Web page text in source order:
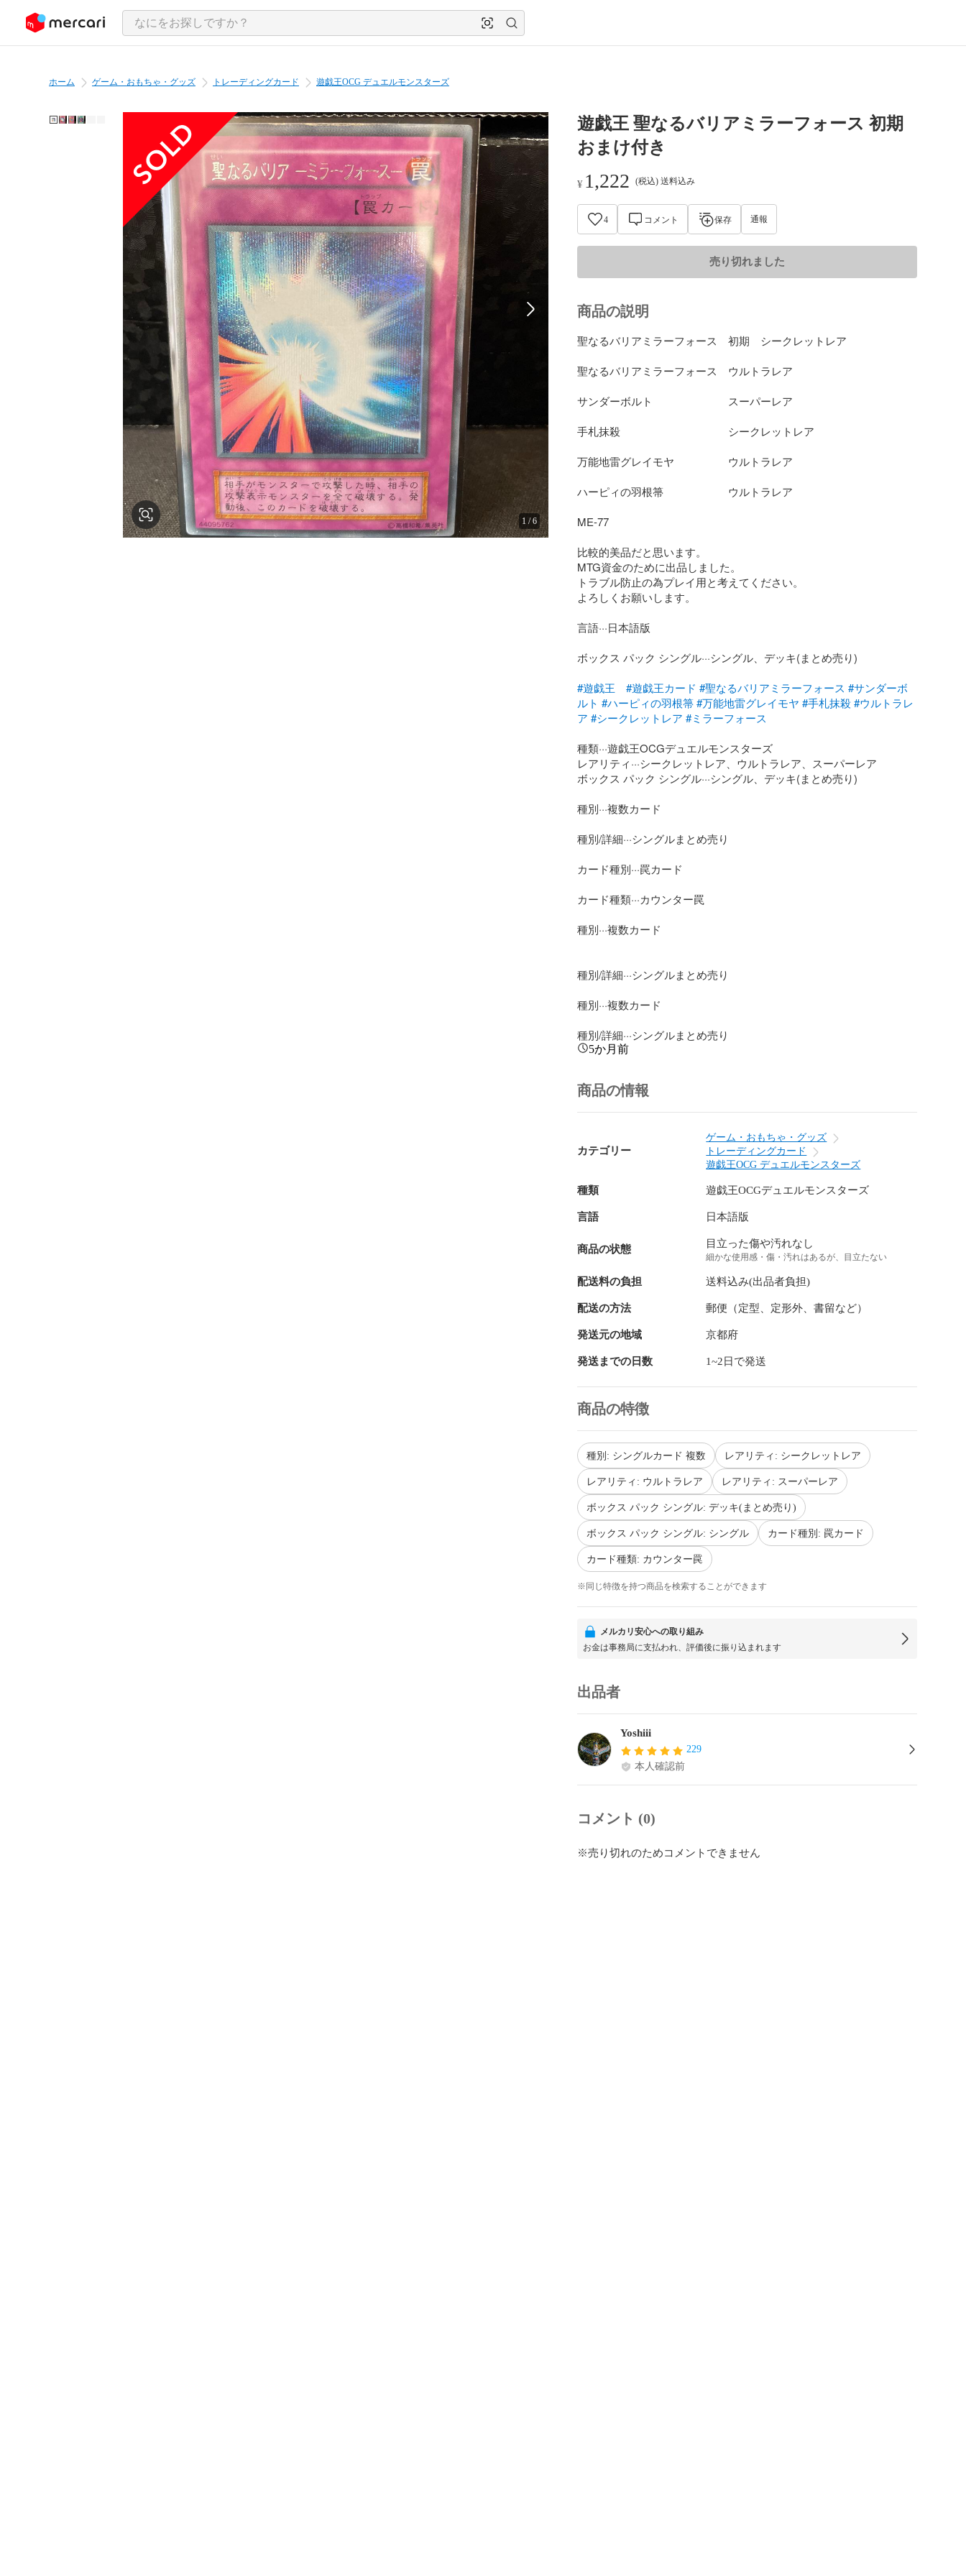
ツにスキップ
ホーム ゲーム・おもちゃ・グッズ トレーディングカード 遊戯王OCG デュエルモンスターズ
1/6
遊戯王 聖なるバリアミラーフォース 初期
おまけ付き
¥ 1,222 (税込) 送料込み
4 コメント 保存 通報
売り切れました
商品の説明
聖なるバリアミラーフォース　初期　シークレットレア
聖なるバリアミラーフォース　ウルトラレア
サンダーボルト　　　　　　　スーパーレア
手札抹殺　　　　　　　　　　シークレットレア
万能地雷グレイモヤ　　　　　ウルトラレア
ハーピィの羽根箒　　　　　　ウルトラレア
ME-77
比較的美品だと思います。
MTG資金のために出品しました。
トラブル防止の為プレイ用と考えてください。
よろしくお願いします。
言語···日本語版
ボックス パック シングル···シングル、デッキ(まとめ売り)
#遊戯王
#遊戯王カード #聖なるバリアミラーフォース #サンダーボ
ルト #ハーピィの羽根箒 #万能地雷グレイモヤ #手札抹殺 #ウルトラレ
ア #シークレットレア #ミラーフォース
種類···遊戯王OCGデュエルモンスターズ
レアリティ···シークレットレア、ウルトラレア、スーパーレア
ボックス パック シングル···シングル、デッキ(まとめ売り)
種別···複数カード
種別/詳細···シングルまとめ売り
カード種別···罠カード
カード種類···カウンター罠
種別···複数カード
種別/詳細···シングルまとめ売り
種別···複数カード
種別/詳細···シングルまとめ売り
5か月前
商品の情報
カテゴリー
ゲーム・おもちゃ・グッズ
トレーディングカード
遊戯王OCG デュエルモンスターズ
種類 遊戯王OCGデュエルモンスターズ
言語 日本語版
商品の状態 目立った傷や汚れなし
細かな使用感・傷・汚れはあるが、目立たない
配送料の負担 送料込み(出品者負担)
配送の方法 郵便（定型、定形外、書留など）
発送元の地域 京都府
発送までの日数 1~2日で発送
商品の特徴
種別: シングルカード 複数 レアリティ: シークレットレア
レアリティ: ウルトラレア レアリティ: スーパーレア
ボックス パック シングル: デッキ(まとめ売り)
ボックス パック シングル: シングル カード種別: 罠カード
カード種類: カウンター罠
※同じ特徴を持つ商品を検索することができます
メルカリ安心への取り組み
お金は事務局に支払われ、評価後に振り込まれます
出品者
Yoshiii
229
本人確認前
コメント (0)
※売り切れのためコメントできません